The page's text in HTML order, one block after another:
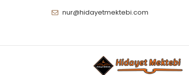
nur@hidayetmektebi.com